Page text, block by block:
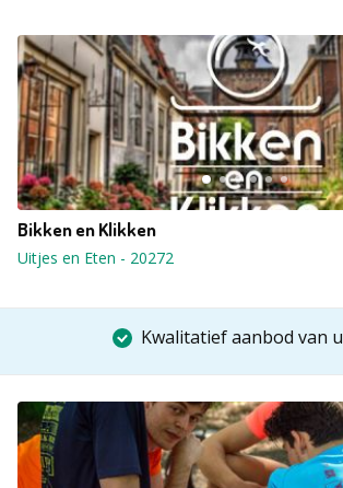
Bikken en Klikken
Uitjes en Eten - 20272
Kwalitatief aanbod van